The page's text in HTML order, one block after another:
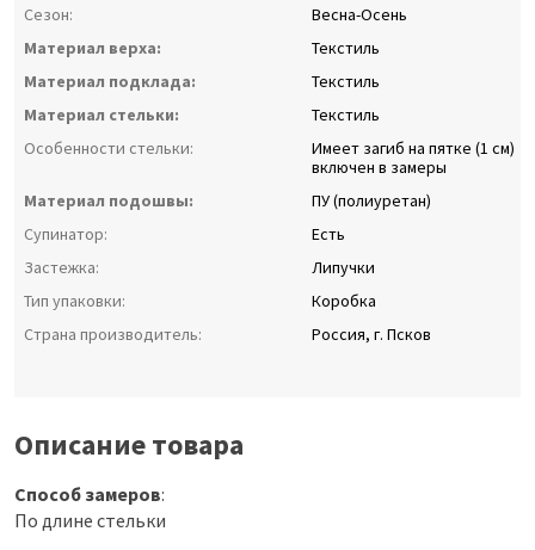
Сезон:
Весна-Осень
Материал верха:
Текстиль
Материал подклада:
Текстиль
Материал стельки:
Текстиль
Особенности стельки:
Имеет загиб на пятке (1 см)
включен в замеры
Материал подошвы:
ПУ (полиуретан)
Супинатор:
Есть
Застежка:
Липучки
Тип упаковки:
Коробка
Страна производитель:
Россия, г. Псков
Описание товара
Способ замеров:
По длине стельки